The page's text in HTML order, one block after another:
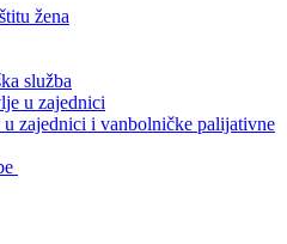
žena
služba
u zajednici
u zajednici i vanbolničke palijativne